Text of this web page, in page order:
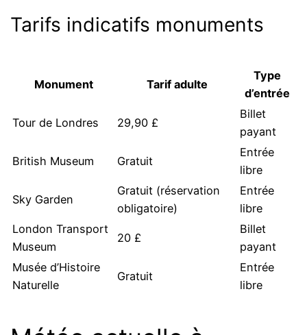
Tarifs indicatifs monuments
Monument Tarif adulte
Type
d’entrée
Tour de Londres 29,90 £
Billet
payant
British Museum Gratuit
Entrée
libre
Sky Garden
Gratuit (réservation
obligatoire)
Entrée
libre
London Transport
Museum
20 £
Billet
payant
Musée d’Histoire
Naturelle
Gratuit
Entrée
libre